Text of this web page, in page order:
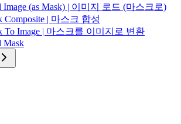
Image (as Mask) | 이미지 로드 (마스크로)
Composite | 마스크 합성
To Image | 마스크를 이미지로 변환
Mask